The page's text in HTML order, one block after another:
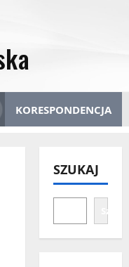
KORESPONDENCJA
SZUKAJ